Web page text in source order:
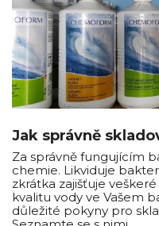
Jak správně
Za správně fungujícím
chemie. Likviduje
zkrátka zajišťuje
kvalitu vody ve Vašem
důležité pokyny pro